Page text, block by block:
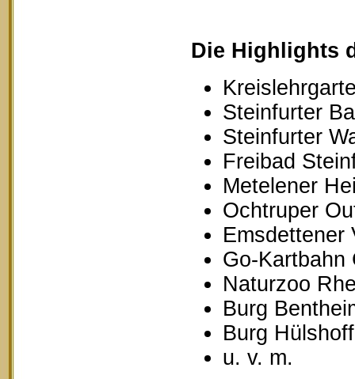
Die Highlights
Steinfurter
Steinfurter
Freibad
Metelener
Ochtruper
Emsdettener
Go-Kartbahn
Naturzoo
Burg
Burg
u. v. m.